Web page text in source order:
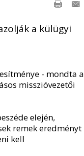
a külügyi
- mondta a
misszióvezetői
elején,
remek eredményt
kell